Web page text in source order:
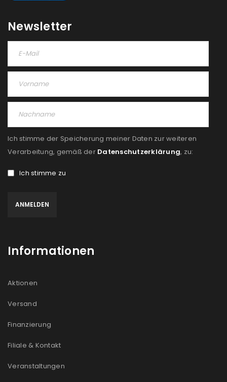
Newsletter
Ich stimme der Speicherung meiner Daten zur weiteren
Verarbeitung, gemäß der Datenschutzerklärung, zu:
Ich stimme zu
Informationen
Aktionen
Versand
Finanzierung
Filiale & Kontakt
Veranstaltungen